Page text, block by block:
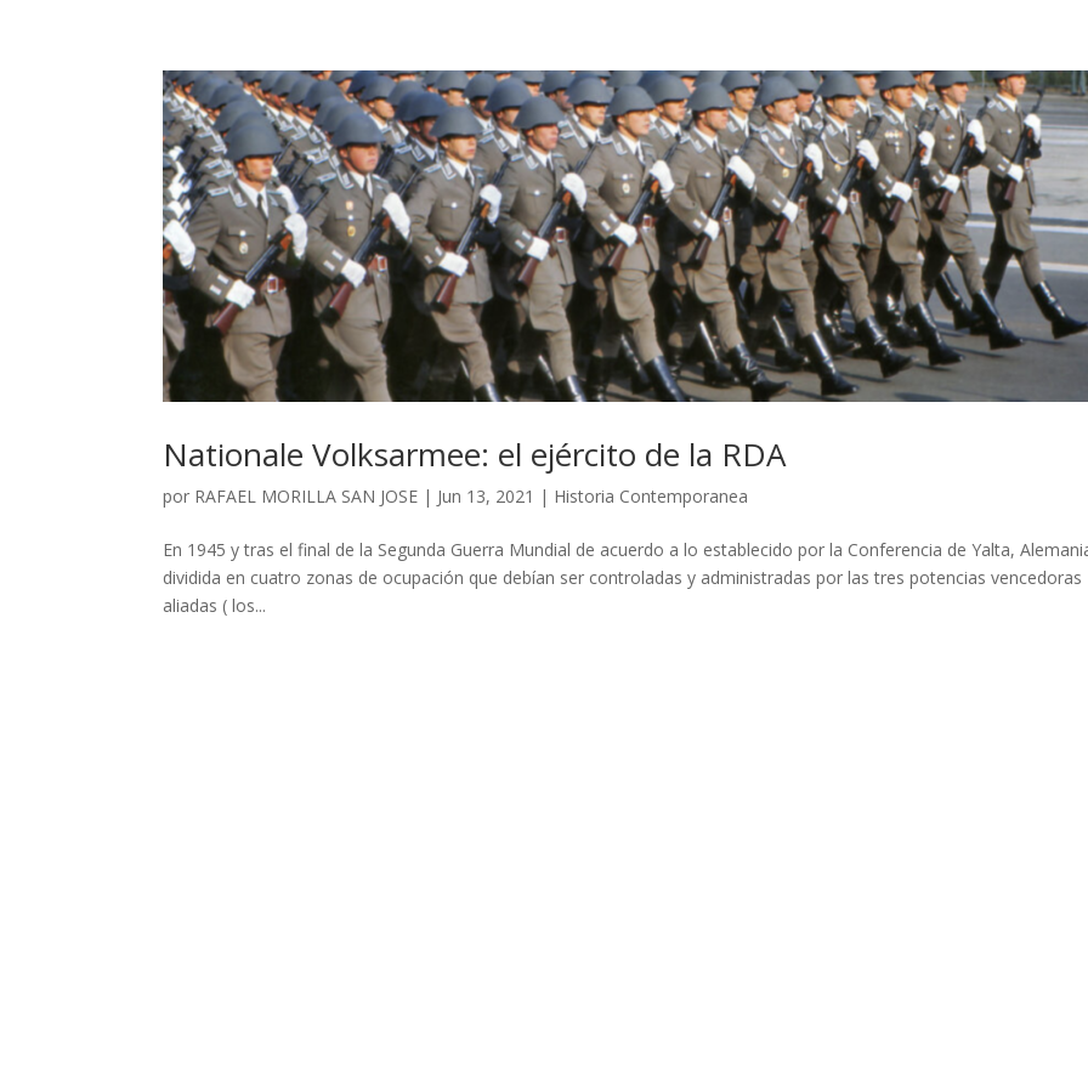
Nationale Volksarmee: el ejército de la RDA
por RAFAEL MORILLA SAN JOSE | Jun 13, 2021 | Historia Contemporanea
En 1945 y tras el final de la Segunda Guerra Mundial de acuerdo a lo establecido por la Conferencia de Yalta,
dividida en cuatro zonas de ocupación que debían ser controladas y administradas por las tres potencias vencedoras
aliadas ( los...